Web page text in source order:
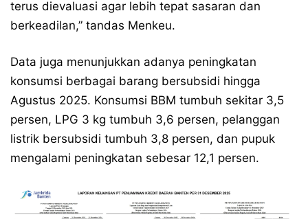
terus dievaluasi agar lebih tepat sasaran dan
berkeadilan,” tandas Menkeu.
Data juga menunjukkan adanya peningkatan
konsumsi berbagai barang bersubsidi hingga
Agustus 2025. Konsumsi BBM tumbuh sekitar 3,5
persen, LPG 3 kg tumbuh 3,6 persen, pelanggan
listrik bersubsidi tumbuh 3,8 persen, dan pupuk
mengalami peningkatan sebesar 12,1 persen.